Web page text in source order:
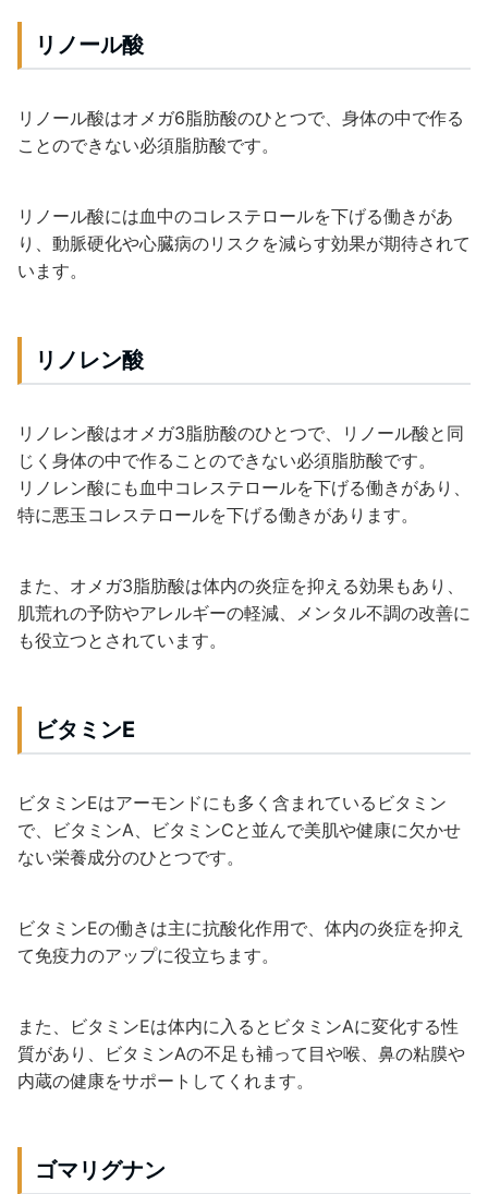
リノール酸
リノール酸はオメガ6脂肪酸のひとつで、身体の中で作る
ことのできない必須脂肪酸です。
リノール酸には血中のコレステロールを下げる働きがあ
り、動脈硬化や心臓病のリスクを減らす効果が期待されて
います。
リノレン酸
リノレン酸はオメガ3脂肪酸のひとつで、リノール酸と同
じく身体の中で作ることのできない必須脂肪酸です。
リノレン酸にも血中コレステロールを下げる働きがあり、
特に悪玉コレステロールを下げる働きがあります。
また、オメガ3脂肪酸は体内の炎症を抑える効果もあり、
肌荒れの予防やアレルギーの軽減、メンタル不調の改善に
も役立つとされています。
ビタミンE
ビタミンEはアーモンドにも多く含まれているビタミン
で、ビタミンA、ビタミンCと並んで美肌や健康に欠かせ
ない栄養成分のひとつです。
ビタミンEの働きは主に抗酸化作用で、体内の炎症を抑え
て免疫力のアップに役立ちます。
また、ビタミンEは体内に入るとビタミンAに変化する性
質があり、ビタミンAの不足も補って目や喉、鼻の粘膜や
内蔵の健康をサポートしてくれます。
ゴマリグナン